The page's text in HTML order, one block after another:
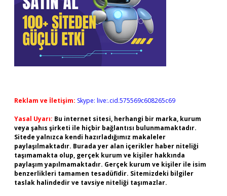
Reklam ve İletişim: Skype: live:.cid.575569c608265c69
Yasal Uyarı: Bu internet sitesi, herhangi bir marka, kurum
veya şahıs şirketi ile hiçbir bağlantısı bulunmamaktadır.
Sitede yalnızca kendi hazırladığımız makaleler
paylaşılmaktadır. Burada yer alan içerikler haber niteliği
taşımamakta olup, gerçek kurum ve kişiler hakkında
paylaşım yapılmamaktadır. Gerçek kurum ve kişiler ile isim
benzerlikleri tamamen tesadüfidir. Sitemizdeki bilgiler
taslak halindedir ve tavsiye niteliği taşımazlar.